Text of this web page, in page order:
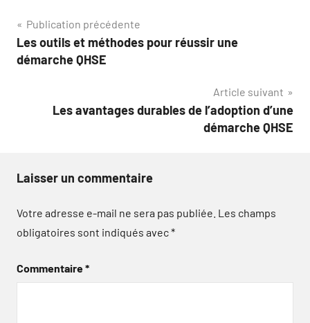
Navigation
de
Publication précédente
Les outils et méthodes pour réussir une
démarche QHSE
Article suivant
Les avantages durables de l’adoption d’une
démarche QHSE
Laisser un commentaire
Votre adresse e-mail ne sera pas publiée. Les champs
obligatoires sont indiqués avec*
Commentaire*